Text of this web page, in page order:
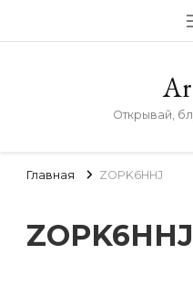
Открывай,
Главная ZOPK6HHJ
ZOPK6HHJ